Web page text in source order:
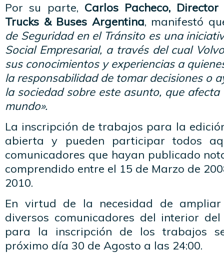
Por su parte, Carlos Pacheco,
Trucks & Buses Argentina, manifestó
de Seguridad en el Tránsito es una
Social Empresarial, a través del cual
sus conocimientos y experiencias a
la responsabilidad de tomar decisiones o
la sociedad sobre este asunto, que
mundo».
La inscripción de trabajos para la
abierta y pueden participar todos
comunicadores que hayan publicado
comprendido entre el 15 de Marzo de
2010.
En virtud de la necesidad de
diversos comunicadores del interior
para la inscripción de los trabajos
próximo día 30 de Agosto a las 24:00.